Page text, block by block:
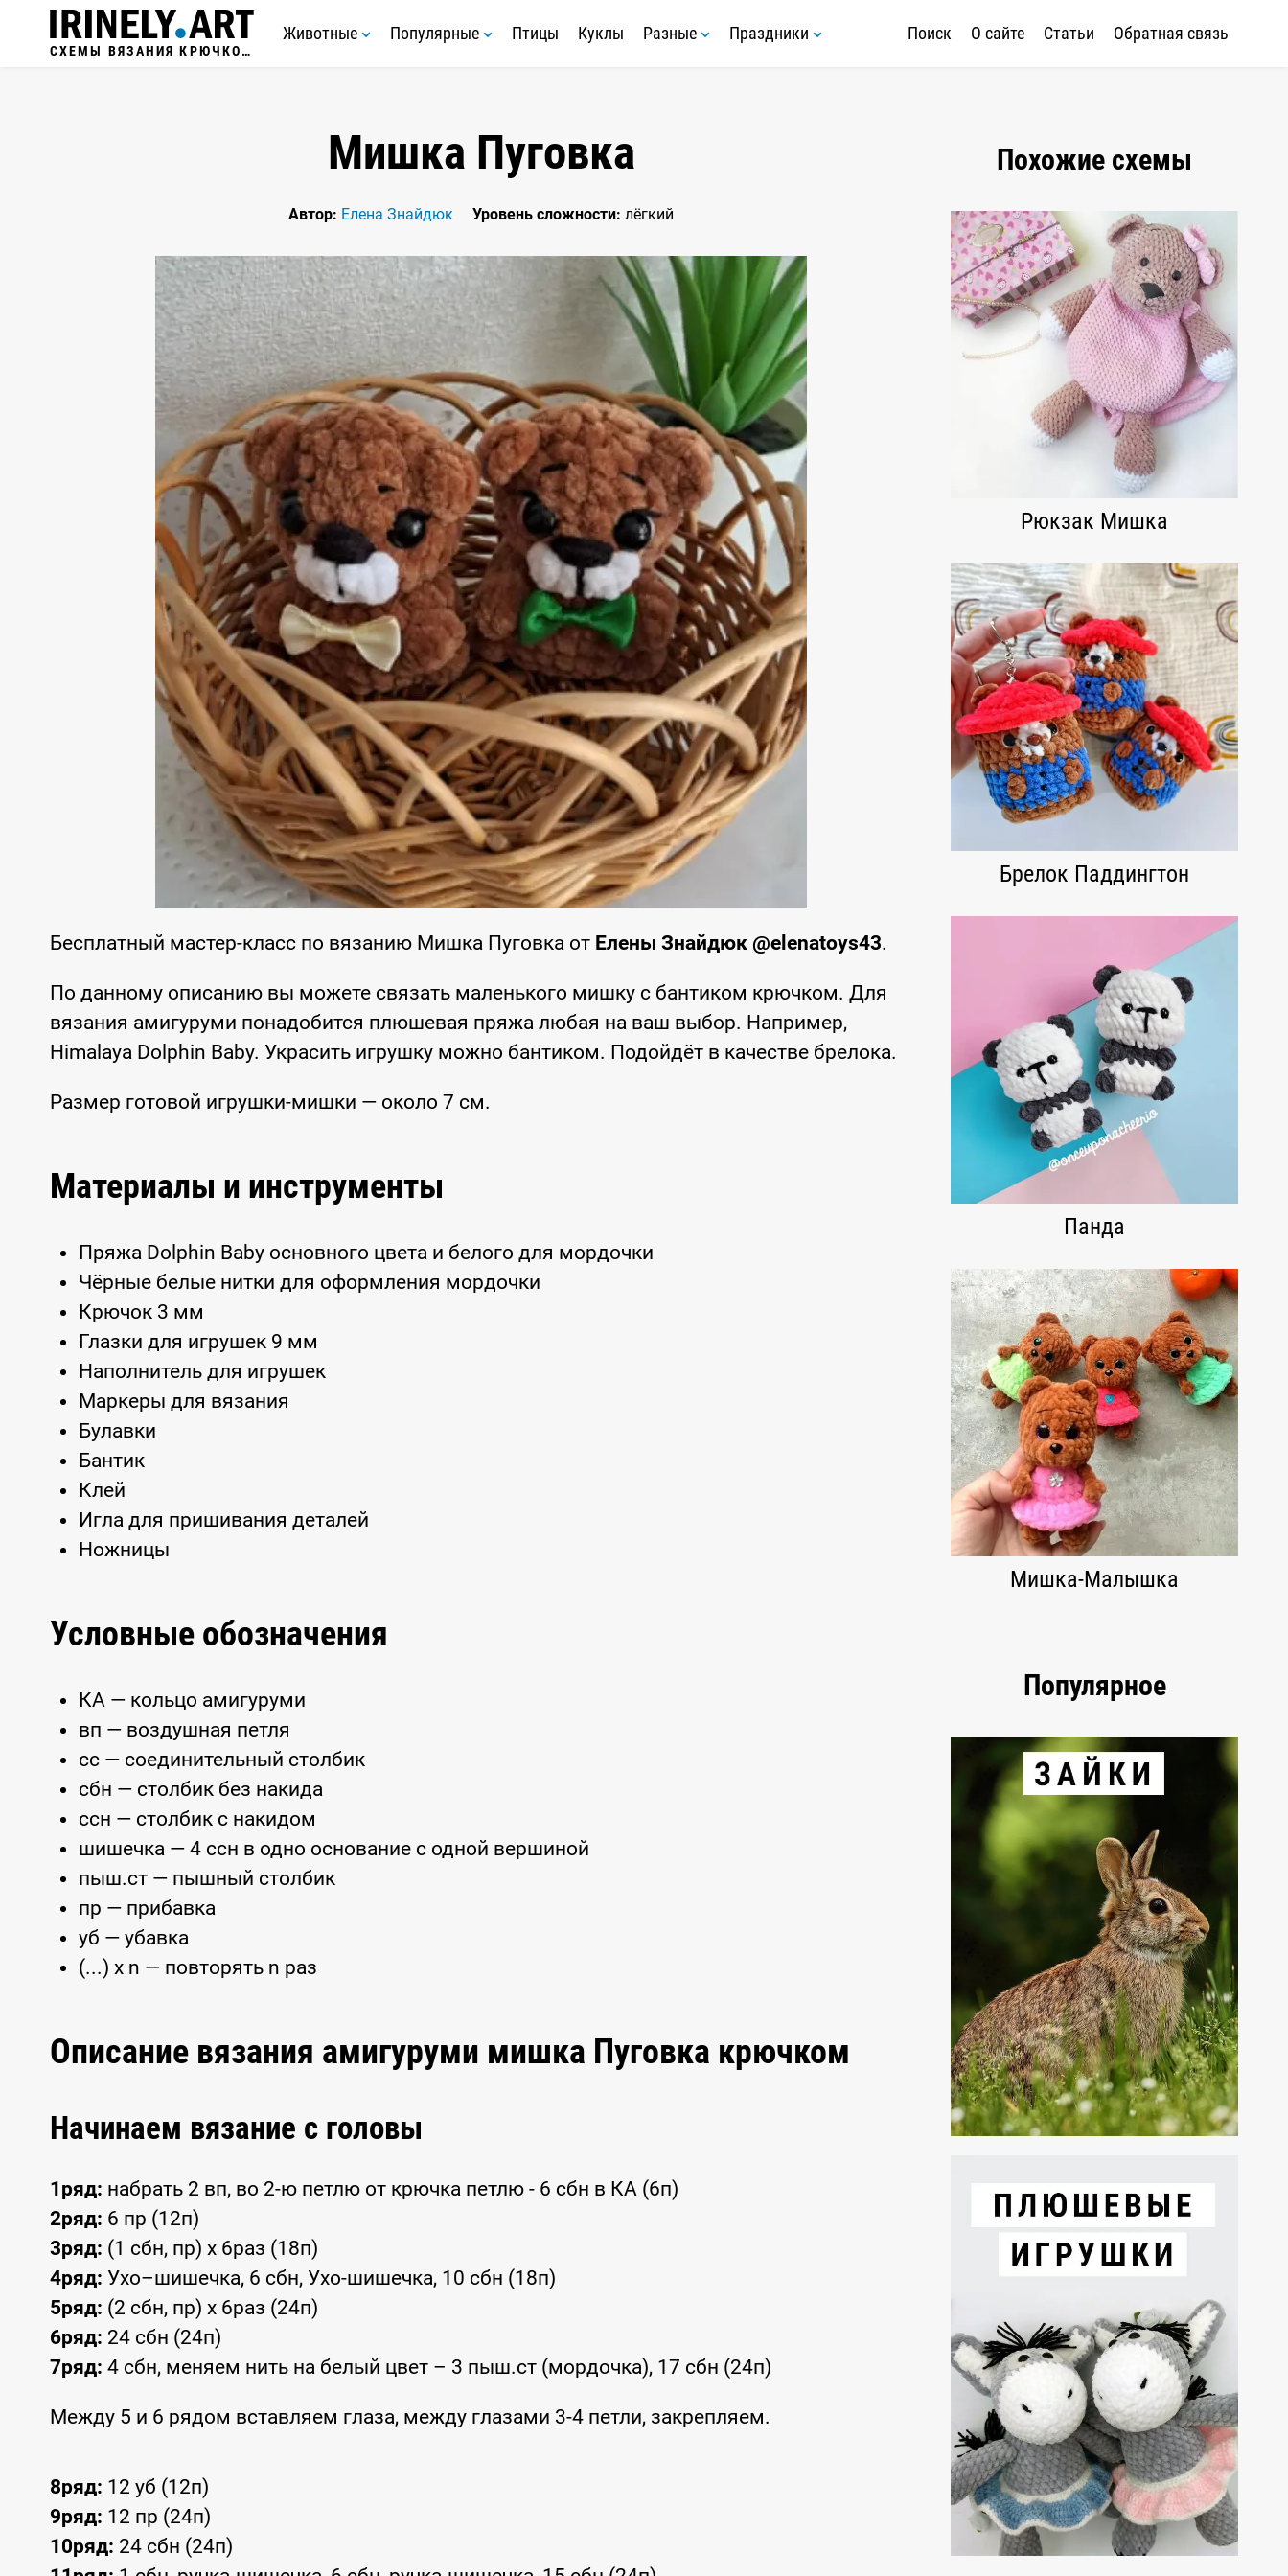
СХЕМЫ ВЯЗАНИЯ КРЮЧКОМ
Животные Популярные Птицы Куклы Разные Праздники Поиск О сайте Статьи Обратная связь
Мишка Пуговка
Автор: Елена Знайдюк Уровень сложности: лёгкий
Бесплатный мастер-класс по вязанию Мишка Пуговка от Елены Знайдюк @elenatoys43.
По данному описанию вы можете связать маленького мишку с бантиком крючком. Для
вязания амигуруми понадобится плюшевая пряжа любая на ваш выбор. Например,
Himalaya Dolphin Baby. Украсить игрушку можно бантиком. Подойдёт в качестве брелока.
Размер готовой игрушки-мишки — около 7 см.
Материалы и инструменты
Пряжа Dolphin Baby основного цвета и белого для мордочки
Чёрные белые нитки для оформления мордочки
Крючок 3 мм
Глазки для игрушек 9 мм
Наполнитель для игрушек
Маркеры для вязания
Булавки
Бантик
Клей
Игла для пришивания деталей
Ножницы
Условные обозначения
КА — кольцо амигуруми
вп — воздушная петля
сс — соединительный столбик
сбн — столбик без накида
ссн — столбик с накидом
шишечка — 4 ссн в одно основание с одной вершиной
пыш.ст — пышный столбик
пр — прибавка
уб — убавка
(...) x n — повторять n раз
Описание вязания амигуруми мишка Пуговка крючком
Начинаем вязание с головы
1ряд: набрать 2 вп, во 2-ю петлю от крючка петлю - 6 сбн в КА (6п)
2ряд: 6 пр (12п)
3ряд: (1 сбн, пр) х 6раз (18п)
4ряд: Ухо–шишечка, 6 сбн, Ухо-шишечка, 10 сбн (18п)
5ряд: (2 сбн, пр) х 6раз (24п)
6ряд: 24 сбн (24п)
7ряд: 4 сбн, меняем нить на белый цвет – 3 пыш.ст (мордочка), 17 сбн (24п)
Между 5 и 6 рядом вставляем глаза, между глазами 3-4 петли, закрепляем.
8ряд: 12 уб (12п)
9ряд: 12 пр (24п)
10ряд: 24 сбн (24п)
Похожие схемы
Рюкзак Мишка
Брелок Паддингтон
Панда
Мишка-Малышка
Популярное